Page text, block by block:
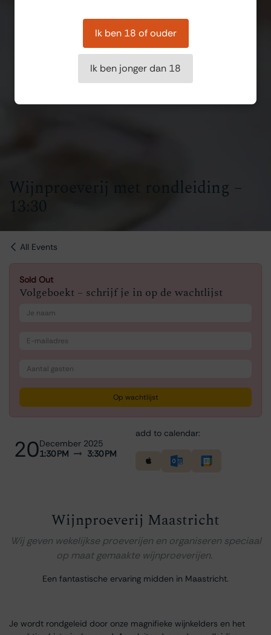
Wijnproeverij met rondleiding –
13:30
All Events
Sold Out
Volgeboekt – schrijf je in op de wachtlijst
Op wachtlijst
20December 2025
1:30 PM
3:30 PM
add to calendar:
Wijnproeverij Maastricht
Wij geven wekelijkse proeverijen en organiseren speciaal
op maat gemaakte wijnproeverijen.
Een fantastische ervaring midden in Maastricht.
Je wordt rondgeleid door onze magnifieke wijnkelders en het
Ik ben 18 of ouder
Ik ben jonger dan 18